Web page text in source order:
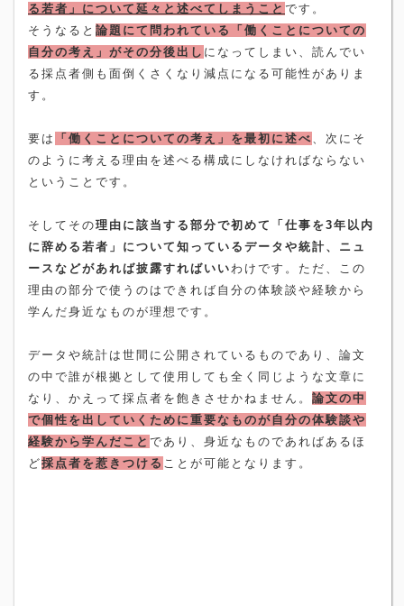
る若者」について延々と述べてしまうこと です。
そうなると 論題にて問われている「働くことについての
自分の考え」がその分後出し になってしまい、読んでい
る採点者側も面倒くさくなり減点になる可能性がありま
す。
要は 「働くことについての考え」を最初に述べ 、次にそ
のように考える理由を述べる構成にしなければならない
ということです。
そしてその理由に該当する部分で初めて「仕事を3年以内
に辞める若者」について知っているデータや統計、ニュ
ースなどがあれば披露すればいい わけです。ただ、この
理由の部分で使うのはできれば自分の体験談や経験から
学んだ身近なものが理想です。
データや統計は世間に公開されているものであり、論文
の中で誰が根拠として使用しても全く同じような文章に
なり、かえって採点者を飽きさせかねません。 論文の中
で個性を出していくために重要なものが自分の体験談や
経験から学んだこと であり、身近なものであればあるほ
ど採点者を惹きつける ことが可能となります。